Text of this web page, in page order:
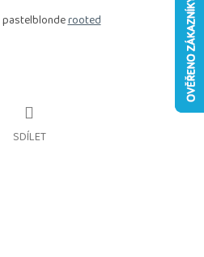
pastelblonderooted
SDÍLET